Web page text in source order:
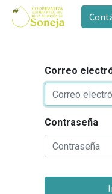
Correo
Contraseña